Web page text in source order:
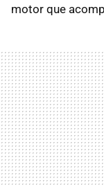
motor que